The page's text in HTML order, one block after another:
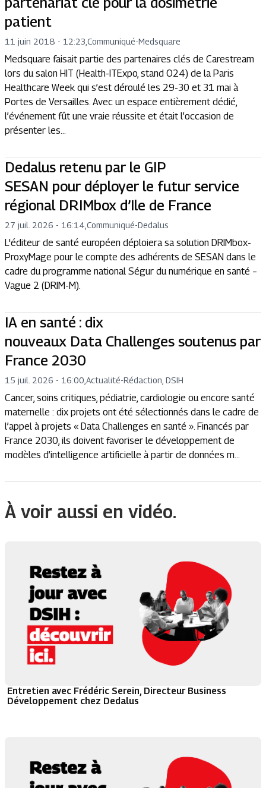
patient
11 juin 2018 - 12:23 Communiqué-Medsquare
Medsquare faisait partie des partenaires clés de Carestream
lors du salon HIT (Health-ITExpo, stand O24) de la Paris
Healthcare Week qui s’est déroulé les 29-30 et 31 mai à
Portes de Versailles. Avec un espace entièrement dédié,
l’événement fût une vraie réussite et était l’occasion de
présenter les...
Dedalus retenu par le GIP
SESAN pour déployer le futur service
régional DRIMbox d’Ile de France
27 juil. 2026 - 16:14 Communiqué-Dedalus
L'éditeur de santé européen déploiera sa solution DRIMbox-
ProxyMage pour le compte des adhérents de SESAN dans le
cadre du programme national Ségur du numérique en santé –
Vague 2 (DRIM-M).
IA en santé : dix
nouveaux Data Challenges soutenus par
France 2030
15 juil. 2026 - 16:00 Actualité-Rédaction, DSIH
Cancer, soins critiques, pédiatrie, cardiologie ou encore santé
maternelle : dix projets ont été sélectionnés dans le cadre de
l’appel à projets « Data Challenges en santé ». Financés par
France 2030, ils doivent favoriser le développement de
modèles d’intelligence artificielle à partir de données m...
À voir aussi en vidéo.
Entretien avec Frédéric Serein, Directeur Business
Développement chez Dedalus